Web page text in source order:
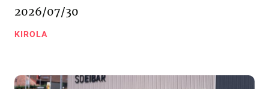
2026/07/30
KIROLA